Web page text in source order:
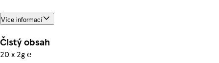
Více informací
Čistý obsah
20 x 2g ℮